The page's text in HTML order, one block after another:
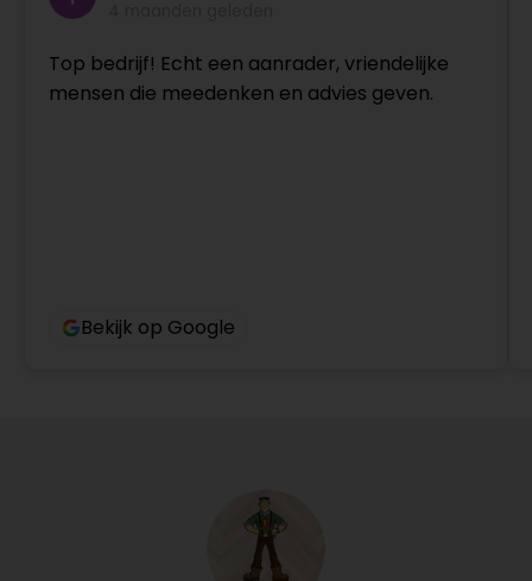
Top bedrijf! Echt een aanrader, vriendelijke
mensen die meedenken en advies geven.
Bekijk op Google